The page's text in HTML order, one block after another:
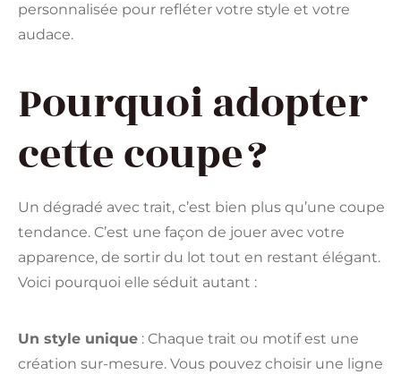
personnalisée pour refléter votre style et votre
audace.
Pourquoi adopter
cette coupe ?
Un dégradé avec trait, c’est bien plus qu’une coupe
tendance. C’est une façon de jouer avec votre
apparence, de sortir du lot tout en restant élégant.
Voici pourquoi elle séduit autant :
Un style unique : Chaque trait ou motif est une
création sur-mesure. Vous pouvez choisir une ligne